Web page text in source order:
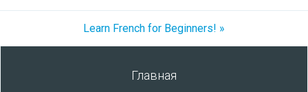
Learn French for Beginners! »
Главная